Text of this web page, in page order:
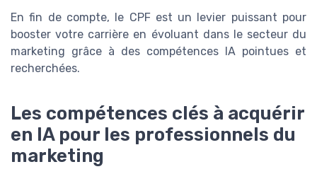
En fin de compte, le CPF est un levier puissant pour
booster votre carrière en évoluant dans le secteur du
marketing grâce à des compétences IA pointues et
recherchées.
Les compétences clés à acquérir
en IA pour les professionnels du
marketing